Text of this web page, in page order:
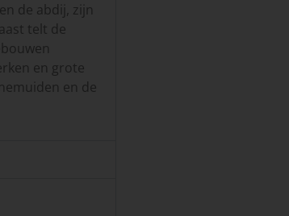
de abdij, zijn
telt de
en grote
en de